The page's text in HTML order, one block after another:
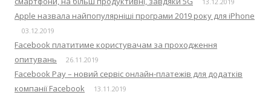
Apple назвала найпопулярніші програми 2019 року для iPhone
03.12.2019
Facebook платитиме користувачам за проходження
опитувань
26.11.2019
Facebook Pay – новий сервіс онлайн-платежів для додатків
компанії Facebook
13.11.2019